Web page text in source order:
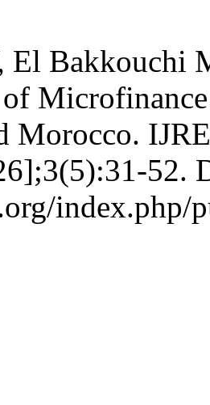
El Bakkouchi
Morocco.
52.
index.php/